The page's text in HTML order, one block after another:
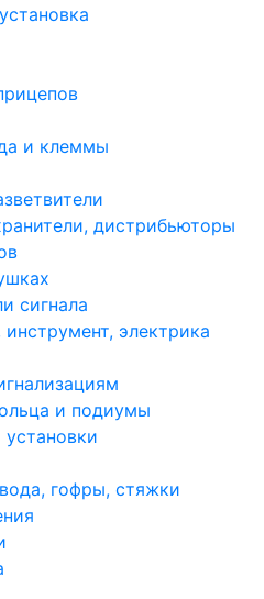
и клеммы
дистрибьюторы
сигнала
электрика
и подиумы
гофры, стяжки